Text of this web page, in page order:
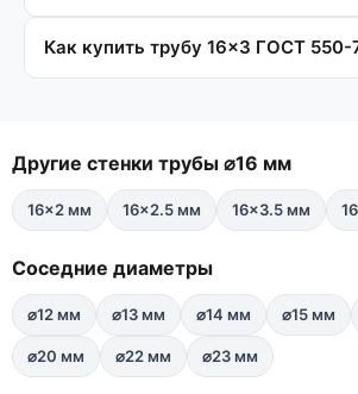
Как купить трубу 16×3 ГОСТ
Другие стенки трубы ⌀16 мм
16×2 мм 16×2.5 мм 16×3.5 мм
Соседние диаметры
⌀12 мм ⌀13 мм ⌀14 мм ⌀15 мм
⌀20 мм ⌀22 мм ⌀23 мм